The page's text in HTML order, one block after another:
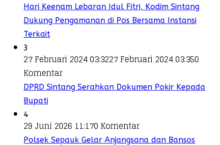
Hari Keenam Lebaran Idul Fitri, Kodim Sintang
Dukung Pengamanan di Pos Bersama Instansi
Terkait
3
27 Februari 2024 03:3227 Februari 2024 03:350
Komentar
DPRD Sintang Serahkan Dokumen Pokir Kepada
Bupati
4
29 Juni 2026 11:170 Komentar
Polsek Sepauk Gelar Anjangsana dan Bansos